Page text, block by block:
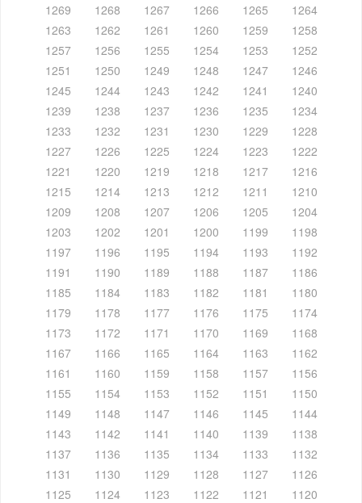
1269
1268 1267 1266 1265
1264
1263
1262 1261 1260 1259
1258
1257
1256 1255 1254 1253
1252
1251
1250 1249 1248 1247
1246
1245
1244 1243 1242 1241
1240
1239
1238 1237 1236 1235
1234
1233
1232 1231 1230 1229
1228
1227
1226 1225 1224 1223
1222
1221
1220 1219 1218 1217
1216
1215
1214 1213 1212 1211
1210
1209
1208 1207 1206 1205
1204
1203
1202 1201 1200 1199
1198
1197
1196 1195 1194 1193
1192
1191
1190 1189 1188 1187
1186
1185
1184 1183 1182 1181
1180
1179
1178 1177 1176 1175
1174
1173
1172 1171 1170 1169
1168
1167
1166 1165 1164 1163
1162
1161
1160 1159 1158 1157
1156
1155
1154 1153 1152 1151
1150
1149
1148 1147 1146 1145
1144
1143
1142 1141 1140 1139
1138
1137
1136 1135 1134 1133
1132
1131
1130 1129 1128 1127
1126
1125
1124 1123 1122 1121
1120